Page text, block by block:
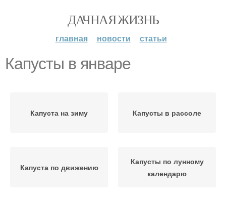
ДАЧНАЯ ЖИЗНЬ
главная новости статьи
Капусты в январе
Капуста на зиму Капусты в рассоле
Капуста по движению
Капусты по лунному
календарю